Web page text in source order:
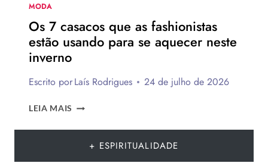
MODA
Os 7 casacos que as fashionistas
estão usando para se aquecer neste
inverno
Escrito porLaís Rodrigues 24 de julho de 2026
LEIA MAIS OS
CASACOS
+ ESPIRITUALIDADE